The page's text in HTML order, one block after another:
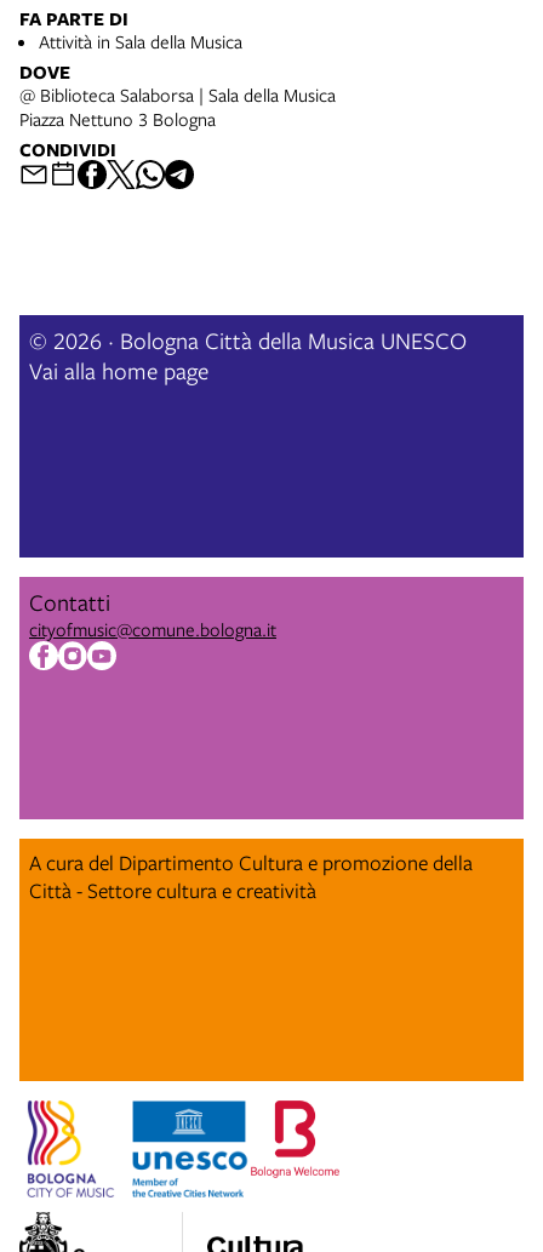
FA PARTE DI
Attività in Sala della Musica
DOVE
@ Biblioteca Salaborsa | Sala della Musica
Piazza Nettuno 3 Bologna
CONDIVIDI
© 2026 · Bologna Città della Musica UNESCO
Vai alla home page
Contatti
cityofmusic@comune.bologna.it
A cura del Dipartimento Cultura e promozione della
Città - Settore cultura e creatività